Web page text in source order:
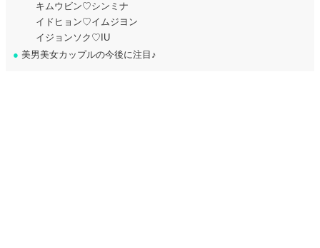
キムウビン♡シンミナ
イドヒョン♡イムジヨン
イジョンソク♡IU
● 美男美女カップルの今後に注目♪